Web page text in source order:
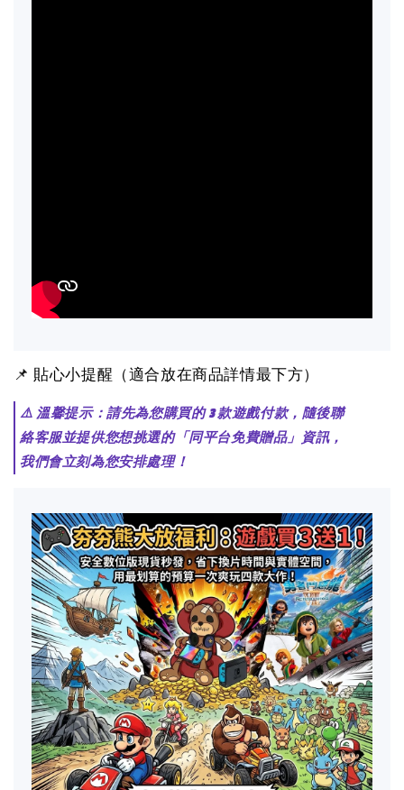
📌 貼心小提醒（適合放在商品詳情最下方）
⚠️ 溫馨提示：請先為您購買的 3 款遊戲付款，隨後聯
絡客服並提供您想挑選的「同平台免費贈品」資訊，
我們會立刻為您安排處理！